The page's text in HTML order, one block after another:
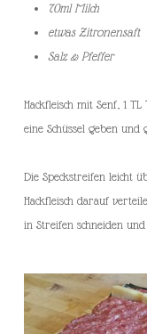
70ml Milch
etwas Zitronensaft
Salz & Pfeffer
Hackfleisch mit Senf, 1
eine Schüssel geben und
Die Speckstreifen leicht
Hackfleisch darauf
in Streifen schneiden